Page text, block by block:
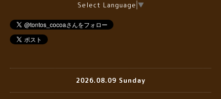
Select Language ▼
2026.08.09 Sunday